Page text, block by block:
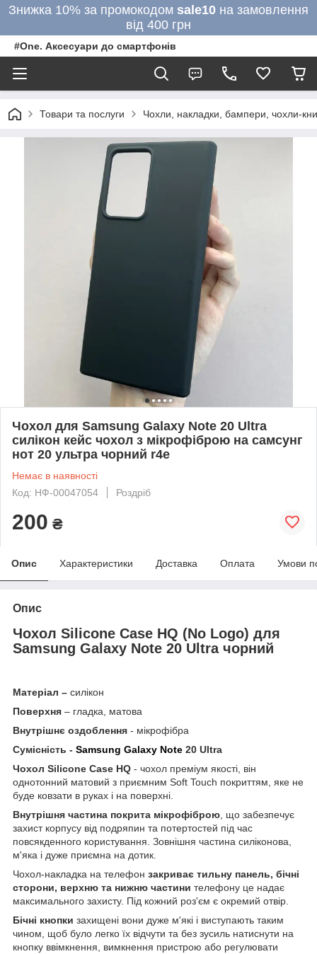
Знижка 10% за промокодом sale10 на замовлення
від 400 грн
#One. Аксесуари до смартфонів
Товари та послуги Чохли, накладки, бампери, чохли-
Чохол для Samsung Galaxy Note 20 Ultra
силікон кейс чохол з мікрофіброю на самсунг
нот 20 ультра чорний r4e
Немає в наявності
Код: НФ-00047054
Роздріб
200 ₴
Опис Характеристики Доставка Оплата Умови
Опис
Чохол Silicone Case HQ (No Logo) для
Samsung Galaxy Note 20 Ultra чорний
Матеріал – силікон
Поверхня – гладка, матова
Внутрішнє оздоблення - мікрофібра
Сумісність - Samsung Galaxy Note 20 Ultra
Чохол Silicone Case HQ - чохол преміум якості, він
однотонний матовий з приємним Soft Touch покриттям, яке не
буде ковзати в руках і на поверхні.
Внутрішня частина покрита мікрофіброю, що забезпечує
захист корпусу від подряпин та потертостей під час
повсякденного користування. Зовнішня частина силіконова,
м'яка і дуже приємна на дотик.
Чохол-накладка на телефон закриває тильну панель, бічні
сторони, верхню та нижню частини телефону це надає
максимального захисту. Під кожний роз'єм є окремий отвір.
Бічні кнопки захищені вони дуже м'які і виступають таким
чином, щоб було легко їх відчути та без зусиль натиснути на
кнопку ввімкнення, вимкнення пристрою або регулювати